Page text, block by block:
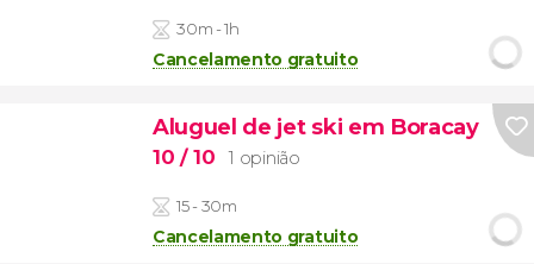
30m - 1h
Cancelamento gratuito
Aluguel de jet ski em Boracay
10 / 10 1 opinião
15 - 30m
Cancelamento gratuito